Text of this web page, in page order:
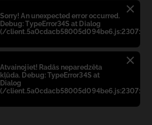
Błąd:
Sorry! An unexpected error occurred.
Debug: TypeError34S at Dialog
(/
Błąd:
Atvainojiet! Radās neparedzēta
kļūda. Debug: TypeError34S at
Dialog
(/